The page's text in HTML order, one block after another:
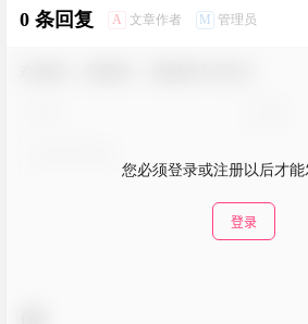
0 条回复 A 文章作者 M 管理员
您必须登录或注册以后才
登录